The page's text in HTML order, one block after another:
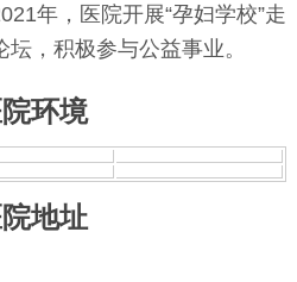
年，医院开展“孕妇学校”走
，积极参与公益事业。
院环境
院地址